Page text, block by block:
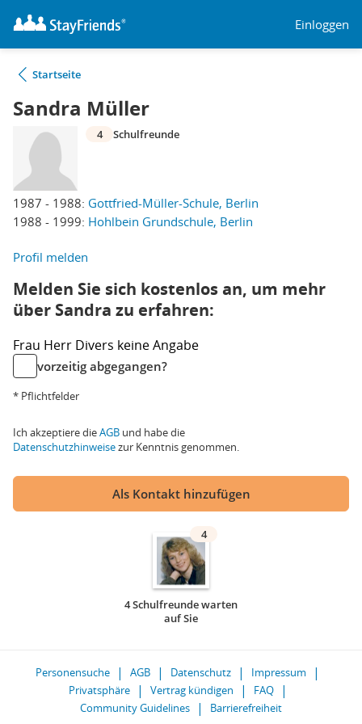
Einloggen
Startseite
Sandra Müller
1987 - 1988: Gottfried-Müller-Schule, Berlin
1988 - 1999: Hohlbein Grundschule, Berlin
4 Schulfreunde
Profil melden
Melden Sie sich kostenlos an, um mehr
über Sandra zu erfahren:
Frau Herr Divers keine Angabe
vorzeitig abgegangen?
* Pflichtfelder
Ich akzeptiere dieAGB und habe die
Datenschutzhinweisezur Kenntnis genommen.
Als Kontakt hinzufügen
4
4 Schulfreunde warten
auf Sie
Personensuche AGB Datenschutz
Impressum
Privatsphäre
Vertrag kündigen
FAQ
Community Guidelines
Barrierefreiheit